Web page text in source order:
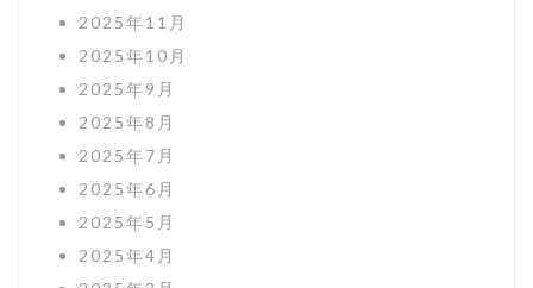
2025年11月
2025年10月
2025年9月
2025年8月
2025年7月
2025年6月
2025年5月
2025年4月